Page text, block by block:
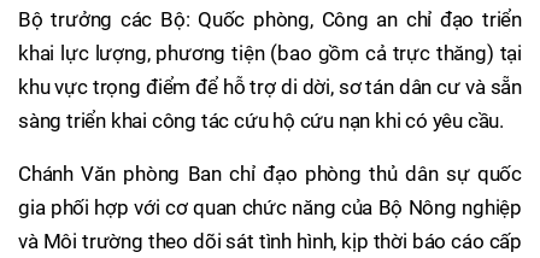
Bộ trưởng các Bộ: Quốc phòng, Công an chỉ đạo triển
khai lực lượng, phương tiện (bao gồm cả trực thăng) tại
khu vực trọng điểm để hỗ trợ di dời, sơ tán dân cư và sẵn
sàng triển khai công tác cứu hộ cứu nạn khi có yêu cầu.
Chánh Văn phòng Ban chỉ đạo phòng thủ dân sự quốc
gia phối hợp với cơ quan chức năng của Bộ Nông nghiệp
và Môi trường theo dõi sát tình hình, kịp thời báo cáo cấp